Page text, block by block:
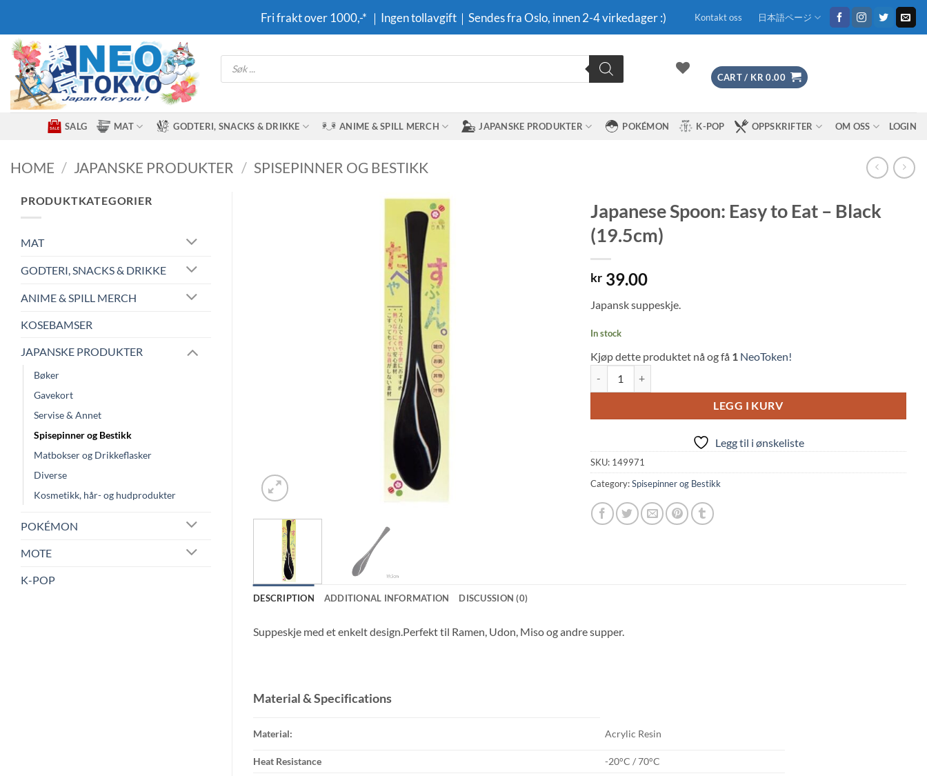
content
Fri frakt over 1000,-* ｜Ingen tollavgift｜Sendes fra Oslo, innen 2-4 virkedager :) Kontakt oss 日本語ページ
Products
search
CART / KR 0.00
SALG MAT GODTERI, SNACKS & DRIKKE ANIME & SPILL MERCH JAPANSKE PRODUKTER POKÉMON K-POP OPPSKRIFTER OM OSS LOGIN
HOME / JAPANSKE PRODUKTER / SPISEPINNER OG BESTIKK
PRODUKTKATEGORIER
MAT
GODTERI, SNACKS & DRIKKE
ANIME & SPILL MERCH
KOSEBAMSER
JAPANSKE PRODUKTER
Bøker
Gavekort
Servise & Annet
Spisepinner og Bestikk
Matbokser og Drikkeflasker
Diverse
Kosmetikk, hår- og hudprodukter
POKÉMON
MOTE
K-POP
Japanese Spoon: Easy to Eat – Black
(19.5cm)
kr39.00
Japansk suppeskje.
In stock
Kjøp dette produktet nå og få 1 NeoToken!
LEGG I KURV
Legg til i ønskeliste
SKU: 149971
Category:Spisepinner og Bestikk
DESCRIPTION ADDITIONAL INFORMATION DISCUSSION (0)
Suppeskje med et enkelt design.Perfekt til Ramen, Udon, Miso og andre supper.
Material & Specifications
Material: Acrylic Resin
Heat Resistance -20°C / 70°C